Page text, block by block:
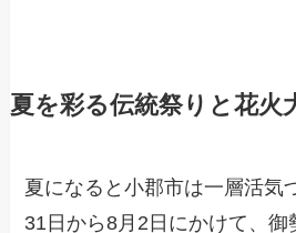
夏を彩る伝統祭りと花火
夏になると小郡市は一層活気
31日から8月2日にかけて、御